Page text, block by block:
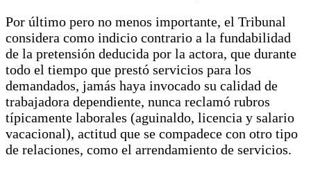
Por último pero no menos importante, el Tribunal
considera como indicio contrario a la fundabilidad
de la pretensión deducida por la actora, que durante
todo el tiempo que prestó servicios para los
demandados, jamás haya invocado su calidad de
trabajadora dependiente, nunca reclamó rubros
típicamente laborales (aguinaldo, licencia y salario
vacacional), actitud que se compadece con otro tipo
de relaciones, como el arrendamiento de servicios.